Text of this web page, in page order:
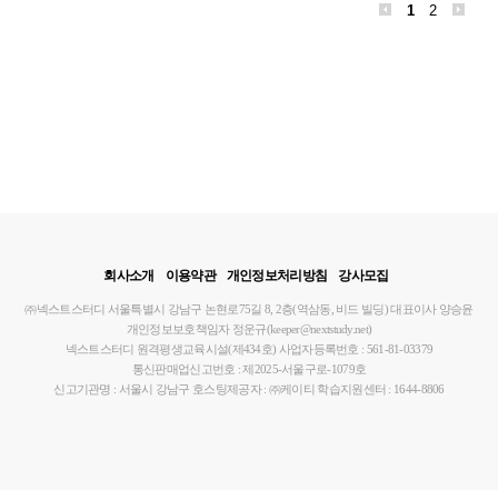
1 2
회사소개 이용약관 개인정보처리방침 강사모집
㈜넥스트스터디 서울특별시 강남구 논현로75길 8, 2층(역삼동, 비드 빌딩)대표이사 양승윤
개인정보보호책임자 정운규(keeper@nextstudy.net)
넥스트스터디 원격평생교육시설(제434호) 사업자등록번호 : 561-81-03379
통신판매업신고번호 : 제2025-서울구로-1079호
신고기관명 : 서울시 강남구 호스팅제공자 : ㈜케이티 학습지원센터 : 1644-8806